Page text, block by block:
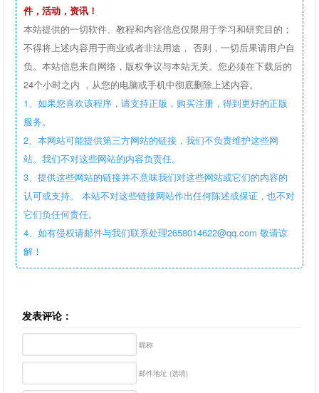
件，活动，资讯！
本站提供的一切软件、教程和内容信息仅限用于学习和研究目的；
不得将上述内容用于商业或者非法用途， 否则，一切后果请用户自
负。本站信息来自网络，版权争议与本站无关。您必须在下载后的
24个小时之内 ，从您的电脑或手机中彻底删除上述内容。
1、如果您喜欢该程序，请支持正版，购买注册，得到更好的正版
服务。
2、本网站可能提供第三方网站的链接，我们不负责维护这些网
站。我们不对这些网站的内容负责任。
3、提供这些网站的链接并不意味我们对这些网站或它们的内容的
认可或支持。 本站不对这些链接网站作出任何陈述或保证，也不对
它们负任何责任。
4、如有侵权请邮件与我们联系处理2658014622@qq.com 敬请谅
解！
发表评论：
昵称
邮件地址 (选填)